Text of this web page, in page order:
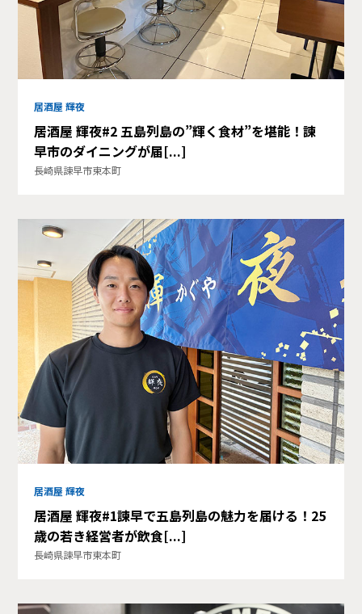
居酒屋 輝夜
居酒屋 輝夜#2 五島列島の”輝く食材”を堪能！諫
早市のダイニングが届[...]
長崎県諫早市東本町
居酒屋 輝夜
居酒屋 輝夜#1諫早で五島列島の魅力を届ける！25
歳の若き経営者が飲食[...]
長崎県諫早市東本町